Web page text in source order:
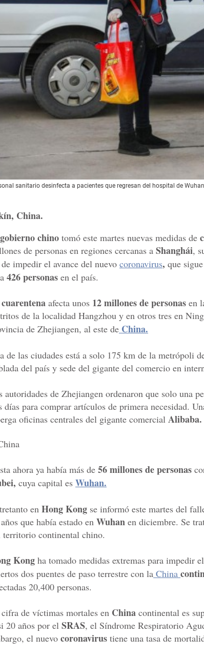
sanitario desinfecta a pacientes que regresan del hospital de
China.
gobierno chino tomó este martes nuevas medidas de
de personas en regiones cercanas a Shanghái,
impedir el avance del nuevo coronavirus, que
426 personas en el país.
cuarentena afecta unos 12 millones de personas en
de la localidad Hangzhou y en otros tres en
de Zhejiangen, al este de China.
de las ciudades está a solo 175 km de la metrópoli
del país y sede del gigante del comercio en
autoridades de Zhejiangen ordenaron que solo una
días para comprar artículos de primera necesidad.
oficinas centrales del gigante comercial Alibaba.
ahora ya había más de 56 millones de personas
cuya capital es Wuhan.
en Hong Kong se informó este martes del
que había estado en Wuhan en diciembre. Se
territorio continental chino.
Kong ha tomado medidas extremas para impedir
dos puentes de paso terrestre con la China
20,400 personas.
de víctimas mortales en China continental es
20 años por el SRAS, el Síndrome Respiratorio
el nuevo coronavirus tiene una tasa de